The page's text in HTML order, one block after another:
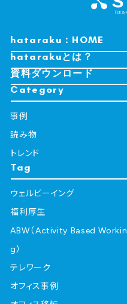
hataraku：HOME
hatarakuとは？
資料ダウンロード
Category
事例
読み物
トレンド
Tag
ウェルビーイング
福利厚生
ABW（Activity Based Workin
g）
テレワーク
オフィス事例